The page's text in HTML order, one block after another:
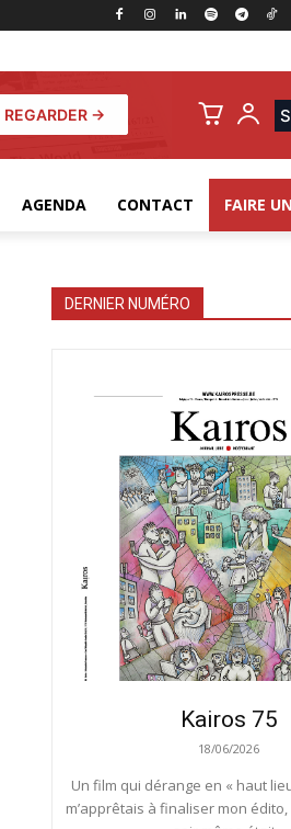
REGARDER →
AGENDA CONTACT FAIRE
DERNIER NUMÉRO
Kairos 75
18/06/2026
Un film qui dérange en « haut
m’apprêtais à finaliser mon édito,